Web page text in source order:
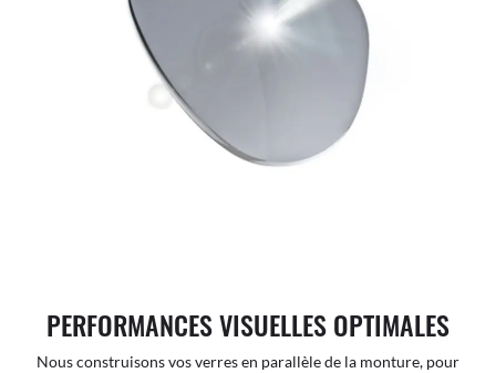
PERFORMANCES VISUELLES OPTIMALES
Nous construisons vos verres en parallèle de la monture, pour